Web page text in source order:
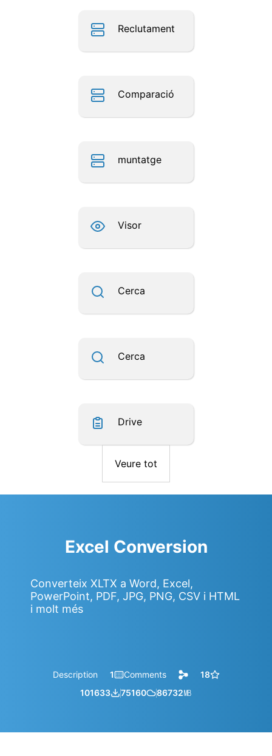
Reclutament
Comparació
muntatge
Visor
Cerca
Cerca
Drive
Veure tot
Excel Conversion
Converteix XLTX a Word, Excel,
PowerPoint, PDF, JPG, PNG, CSV i HTML
i molt més
Description 1 Comments
18
101633
75160 86732㎆︎